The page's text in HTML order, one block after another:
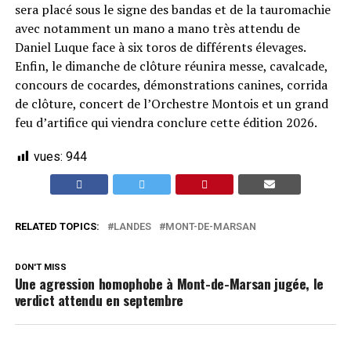
sera placé sous le signe des bandas et de la tauromachie
avec notamment un mano a mano très attendu de
Daniel Luque face à six toros de différents élevages.
Enfin, le dimanche de clôture réunira messe, cavalcade,
concours de cocardes, démonstrations canines, corrida
de clôture, concert de l’Orchestre Montois et un grand
feu d’artifice qui viendra conclure cette édition 2026.
vues: 944
RELATED TOPICS: LANDES MONT-DE-MARSAN
DON'T MISS
Une agression homophobe à Mont-de-Marsan jugée, le
verdict attendu en septembre